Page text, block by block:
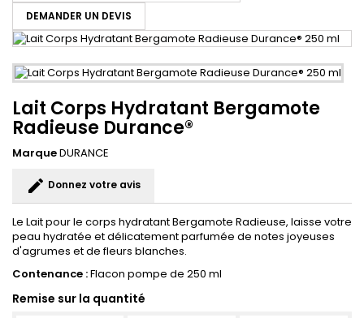
DEMANDER UN DEVIS
Lait Corps Hydratant Bergamote
Radieuse Durance®
MarqueDURANCE
edit Donnez votre avis
Le Lait pour le corps hydratant Bergamote Radieuse, laisse votre
peau hydratée et délicatement parfumée de notes joyeuses
d'agrumes et de fleurs blanches.
Contenance :Flacon pompe de 250 ml
Remise sur la quantité